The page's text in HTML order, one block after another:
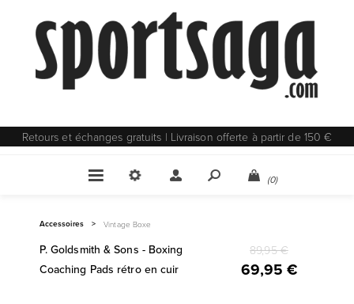
Retours et échanges gratuits | Livraison offerte à partir de 150 €
(0)
Accessoires > Vintage Boxe
P. Goldsmith & Sons - Boxing
Coaching Pads rétro en cuir
89,95 €
69,95 €